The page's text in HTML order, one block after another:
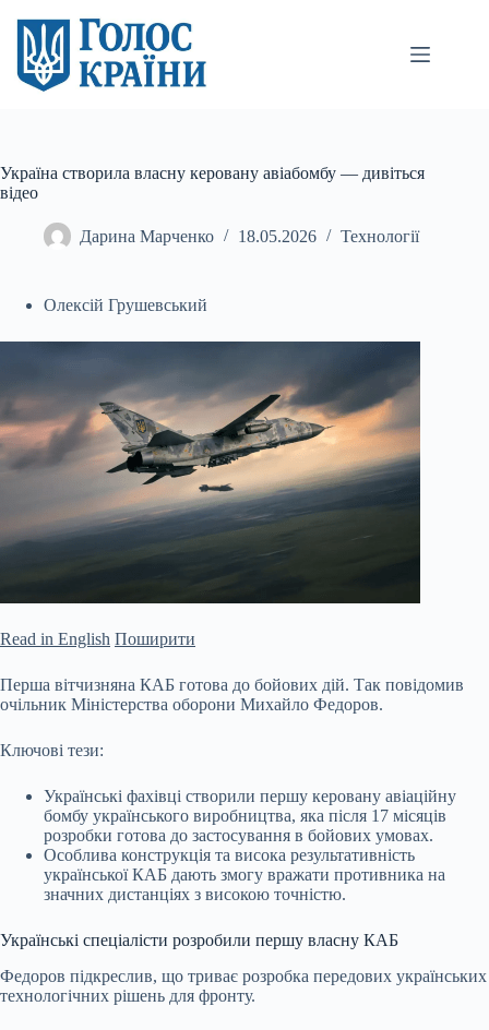
вмісту
Україна створила власну керовану авіабомбу — дивіться
відео
Дарина Марченко 18.05.2026 Технології
Олексій Грушевський
Read in English Поширити
Перша вітчизняна КАБ готова до бойових дій. Так повідомив
очільник Міністерства оборони Михайло Федоров.
Ключові тези:
Українські фахівці створили першу керовану авіаційну
бомбу українського виробництва, яка після 17 місяців
розробки готова до застосування в бойових умовах.
Особлива конструкція та висока результативність
української КАБ дають змогу вражати противника на
значних дистанціях з високою точністю.
Українські спеціалісти розробили першу власну КАБ
Федоров підкреслив, що триває розробка передових українських
технологічних рішень для фронту.